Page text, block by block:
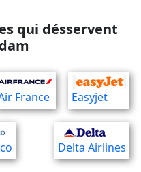
qui désservent
France Easyjet
Delta Airlines